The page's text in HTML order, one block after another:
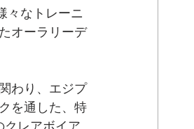
々なトレーニ
オーラリーデ
わり、エジプ
を通した、特
クレアボイア